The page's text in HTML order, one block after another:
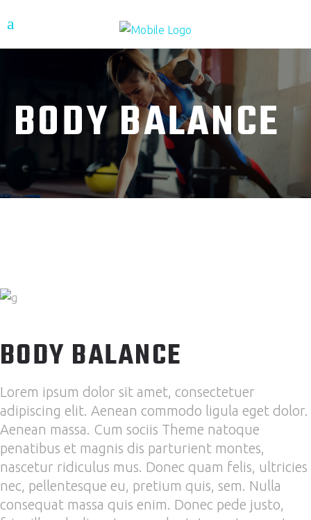
BODY BALANCE
BODY BALANCE
Lorem ipsum dolor sit amet, consectetuer
adipiscing elit. Aenean commodo ligula eget dolor.
Aenean massa. Cum sociis Theme natoque
penatibus et magnis dis parturient montes,
nascetur ridiculus mus. Donec quam felis, ultricies
nec, pellentesque eu, pretium quis, sem. Nulla
consequat massa quis enim. Donec pede justo,